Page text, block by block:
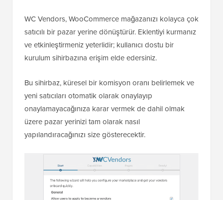
WC Vendors, WooCommerce mağazanızı kolayca çok
satıcılı bir pazar yerine dönüştürür. Eklentiyi kurmanız
ve etkinleştirmeniz yeterlidir; kullanıcı dostu bir
kurulum sihirbazına erişim elde edersiniz.
Bu sihirbaz, küresel bir komisyon oranı belirlemek ve
yeni satıcıları otomatik olarak onaylayıp
onaylamayacağınıza karar vermek de dahil olmak
üzere pazar yerinizi tam olarak nasıl
yapılandıracağınızı size gösterecektir.